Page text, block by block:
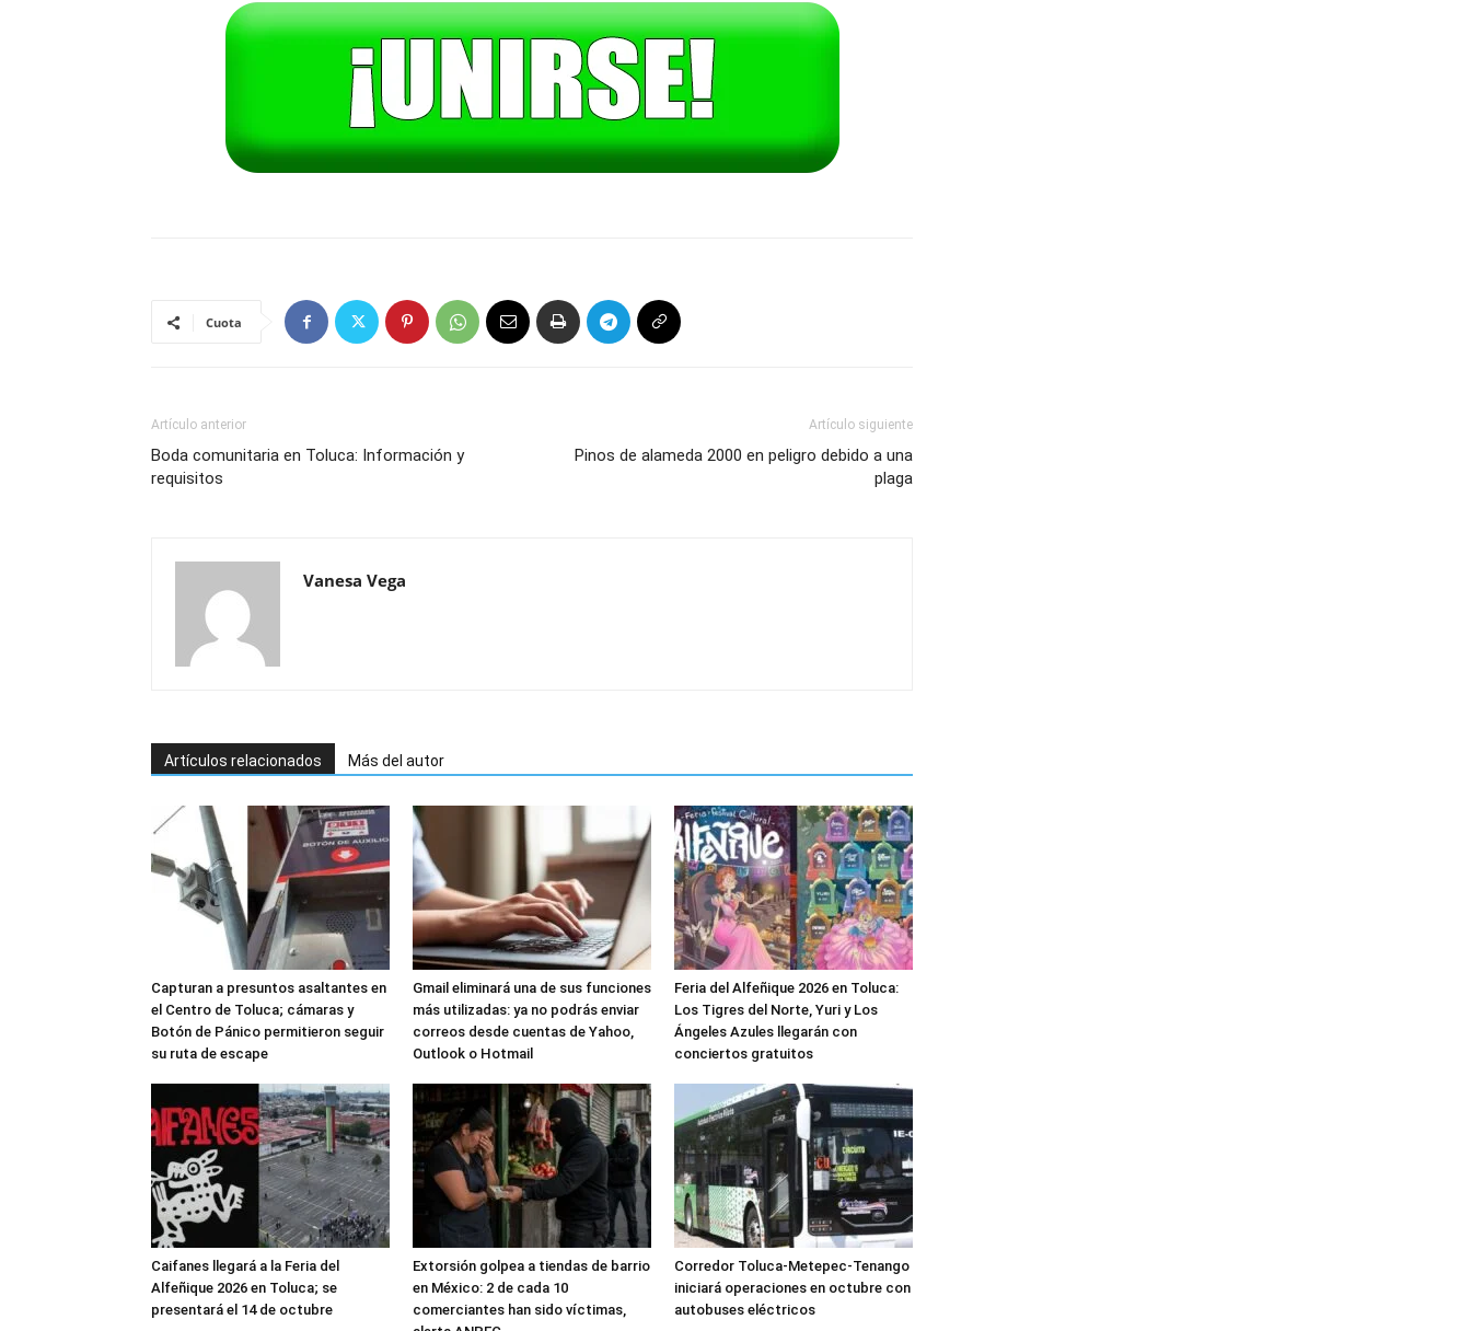
Cuota
Artículo anterior
Boda comunitaria en Toluca: Información y
requisitos
Artículo siguiente
Pinos de alameda 2000 en peligro debido a una
plaga
Vanesa Vega
Artículos relacionados Más del autor
Capturan a presuntos asaltantes en
el Centro de Toluca; cámaras y
Botón de Pánico permitieron seguir
su ruta de escape
Gmail eliminará una de sus funciones
más utilizadas: ya no podrás enviar
correos desde cuentas de Yahoo,
Outlook o Hotmail
Feria del Alfeñique 2026 en Toluca:
Los Tigres del Norte, Yuri y Los
Ángeles Azules llegarán con
conciertos gratuitos
Caifanes llegará a la Feria del
Alfeñique 2026 en Toluca; se
presentará el 14 de octubre
Extorsión golpea a tiendas de barrio
en México: 2 de cada 10
comerciantes han sido víctimas,
Corredor Toluca-Metepec-Tenango
iniciará operaciones en octubre con
autobuses eléctricos